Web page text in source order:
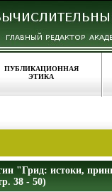
ПУБЛИКАЦИОННАЯ
ЭТИКА
"Грид: истоки,
38 - 50)